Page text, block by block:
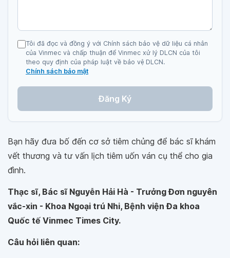
Tôi đã đọc và đồng ý với Chính sách bảo vệ dữ liệu cá nhân
của Vinmec và chấp thuận để Vinmec xử lý DLCN của tôi
theo quy định của pháp luật về bảo vệ DLCN.
Chính sách bảo mật
Đăng Ký
Bạn hãy đưa bố đến cơ sở tiêm chủng để bác sĩ khám
vết thương và tư vấn lịch tiêm uốn ván cụ thể cho gia
đình.
Thạc sĩ, Bác sĩ Nguyễn Hải Hà - Trưởng Đơn nguyên
vắc-xin - Khoa Ngoại trú Nhi, Bệnh viện Đa khoa
Quốc tế Vinmec Times City.
Câu hỏi liên quan: